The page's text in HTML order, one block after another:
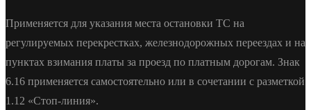
Применяется для указания места остановки ТС на
регулируемых перекрестках, железнодорожных переездах и на
пунктах взимания платы за проезд по платным дорогам. Знак
6.16 применяется самостоятельно или в сочетании с разметкой
1.12 «Стоп-линия».